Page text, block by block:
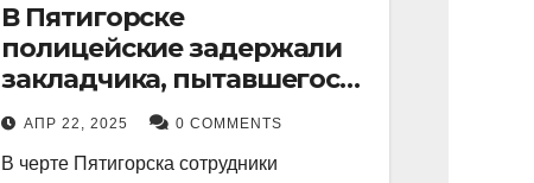
В Пятигорске
полицейские задержали
закладчика, пытавшегося
сбыть партию
синтетического
наркотика
АПР 22, 2025 0 COMMENTS
В черте Пятигорска сотрудники